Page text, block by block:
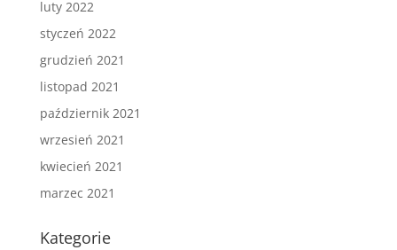
luty 2022
styczeń 2022
grudzień 2021
listopad 2021
październik 2021
wrzesień 2021
kwiecień 2021
marzec 2021
Kategorie